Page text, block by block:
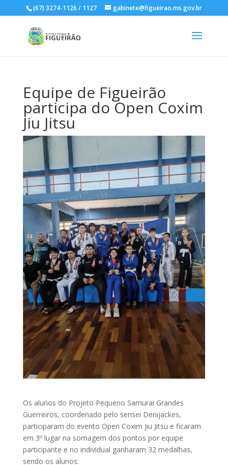
(67) 3274-1126 / 1127 gabinete@figueirao.ms.gov.br
Equipe de Figueirão
participa do Open Coxim
Jiu Jitsu
Os alunos do Projeto Pequeno Samurai Grandes
Guerreiros, coordenado pelo sensei Denijackes,
participaram do evento Open Coxim Jiu Jitsu e ficaram
em 3º lugar na somagem dos pontos por equipe
participante e no individual ganharam 32 medalhas,
sendo os alunos: